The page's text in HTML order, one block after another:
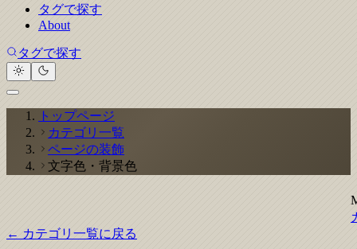
タグで探す
About
タグで探す
トップページ
カテゴリ一覧
ページの装飾
文字色・背景色
← カテゴリ一覧に戻る